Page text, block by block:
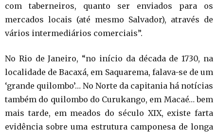
com taberneiros, quanto ser enviados para os
mercados locais (até mesmo Salvador), através de
vários intermediários comerciais”.
No Rio de Janeiro, “no início da década de 1730, na
localidade de Bacaxá, em Saquarema, falava-se de um
‘grande quilombo’… No Norte da capitania há notícias
também do quilombo do Curukango, em Macaé… bem
mais tarde, em meados do século XIX, existe farta
evidência sobre uma estrutura camponesa de longa